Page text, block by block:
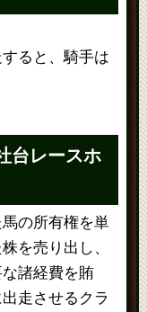
ると、騎手は
台レースホ
の所有権を単
を売り出し、
諸経費を賄
走させるクラ